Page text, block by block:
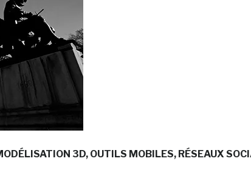
3D OUTILS MOBILES RÉSEAUX